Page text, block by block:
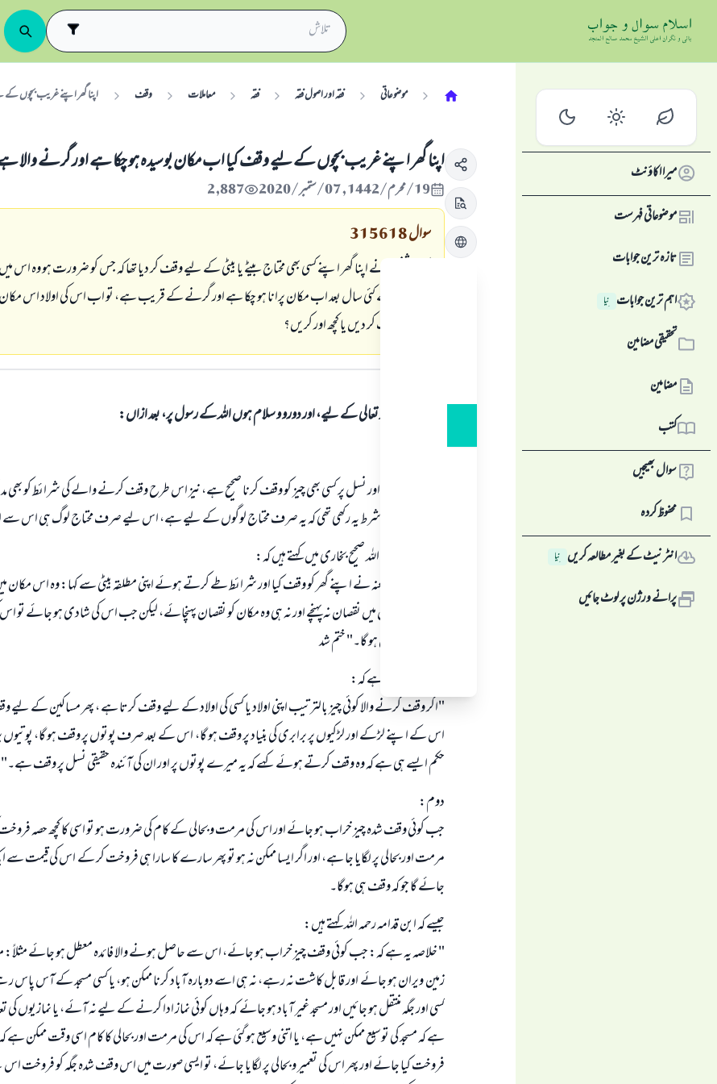
میرا اکاؤنٹ
موضوعاتی فہرست
تازہ ترین جوابات
اہم ترین جوابات نِیا
تحقیقی مضامین
مضامین
کتب
سوال بھیجیں
محفوظ کردہ
انٹرنیٹ کے بغیر مطالعہ کریں نِیا
پرانے ورژن پر لوٹ جائیں
موضوعاتی فقہ اور اصول فقہ فقہ معاملات وقف اپنا گھر اپنے غریب بچوں
اپنا گھر اپنے غریب بچوں کے لیے وقف کیا اب مکان بوسیدہ ہو چکا ہے اور گرنے والا
19/محرم/1442 , 07/ستمبر/2020 2,887
سوال315618
ایک شخص نے اپنا گھر اپنے کسی بھی محتاج بیٹے یا بیٹی کے لیے وقف کر دیا تھا کہ جس کو ضرورت ہو وہ اس
کی وفات کے کئی سال بعد اب مکان پرانا ہو چکا ہے اور گرنے کے قریب ہے، تو اب اس کی اولاد اس مکان
اسے فروخت کر دیں یا کچھ اور کریں؟
ہمہ قسم کی حمد اللہ تعالی کے لیے، اور دورو و سلام ہوں اللہ کے رسول پر، بعد ازاں:
صرف اپنی اولاد اور نسل پر کسی بھی چیز کو وقف کرنا صحیح ہے، نیز اس طرح وقف کرنے والے کی شرائط کو بھی
جیسےکہ اس نے شرط یہ رکھی تھی کہ یہ صرف محتاج لوگوں کے لیے ہے، اس لیے صرف محتاج لوگ ہی اس
امام بخاری رحمہ اللہ صحیح بخاری میں کہتے ہیں کہ:
"زبیر رضی اللہ عنہ نے اپنے گھر کو وقف کیا اور شرائط طے کرتے ہوئے اپنی مطلقہ بیٹی سے کہا: وہ اس
اس کو اس مکان میں نقصان نہ پہنچے اور نہ ہی وہ مکان کو نقصان پہنچائے، لیکن جب اس کی شادی ہو جائے تو
رہنے کا حق نہیں ہو گا۔" ختم شد
زاد المستقنع میں ہے کہ:
"اگر وقف کرنے والا کوئی چیز بالترتیب اپنی اولاد یا کسی کی اولاد کے لیے وقف کرتا ہے ، پھر مساکین کے
اس کے اپنے لڑکے اور لڑکیوں پر برابری کی بنیاد پر وقف ہو گا، اس کے بعد صرف پوتوں پر وقف ہو گا، پوتیوں
حکم ایسے ہی ہے کہ وہ وقف کرتے ہوئے کہے کہ یہ میرے پوتوں پر اور ان کی آئندہ حقیقی نسل پر وقف ہے۔"
دوم:
جب کوئی وقف شدہ چیز خراب ہو جائے اور اس کی مرمت و بحالی کے کام کی ضرورت ہو تو اسی کا کچھ حصہ
مرمت اور بحالی پر لگایا جا ہے، اور اگر ایسا ممکن نہ ہو تو پھر سارے کا سارا ہی فروخت کر کے اس کی قیمت سے
جائے گا جو کہ وقف ہی ہوگا۔
جیسے کہ ابن قدامہ رحمہ اللہ کہتے ہیں:
" خلاصہ یہ ہے کہ: جب کوئی وقف چیز خراب ہو جائے، اس سے حاصل ہونے والا فائدہ معطل ہو جائے مثلاً:
زمین ویران ہو جائے اور قابل کاشت نہ رہے، نہ ہی اسے دوبارہ آباد کرنا ممکن ہو، یا کسی مسجد کے آس پاس
کسی اور جگہ منتقل ہو جائیں اور مسجد غیر آباد ہو جائے کہ وہاں کوئی نماز ادا کرنے کے لیے نہ آئے، یا نمازیوں کی
ہے کہ مسجد کی توسیع ممکن نہیں ہے، یا اتنی وسیع ہو گئی ہے کہ اس کی مرمت اور بحالی کا کام اسی وقت ممکن ہے کہ
فروخت کیا جائے اور پھر اس کی تعمیر و بحالی پر لگایا جائے، تو ایسی صورت میں اس وقف شدہ جگہ کو فروخت اس